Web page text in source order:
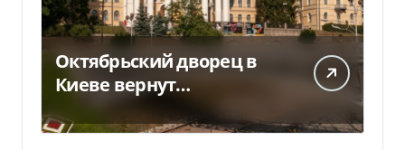
Октябрьский дворец в
Киеве вернут
государству — решение
суда — Delo.ua